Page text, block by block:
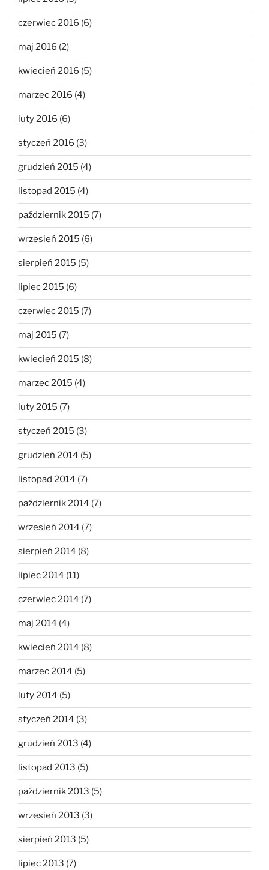
czerwiec 2016 (6)
maj 2016 (2)
kwiecień 2016 (5)
marzec 2016 (4)
luty 2016 (6)
styczeń 2016 (3)
grudzień 2015 (4)
listopad 2015 (4)
październik 2015 (7)
wrzesień 2015 (6)
sierpień 2015 (5)
lipiec 2015 (6)
czerwiec 2015 (7)
maj 2015 (7)
kwiecień 2015 (8)
marzec 2015 (4)
luty 2015 (7)
styczeń 2015 (3)
grudzień 2014 (5)
listopad 2014 (7)
październik 2014 (7)
wrzesień 2014 (7)
sierpień 2014 (8)
lipiec 2014 (11)
czerwiec 2014 (7)
maj 2014 (4)
kwiecień 2014 (8)
marzec 2014 (5)
luty 2014 (5)
styczeń 2014 (3)
grudzień 2013 (4)
listopad 2013 (5)
październik 2013 (5)
wrzesień 2013 (3)
sierpień 2013 (5)
lipiec 2013 (7)